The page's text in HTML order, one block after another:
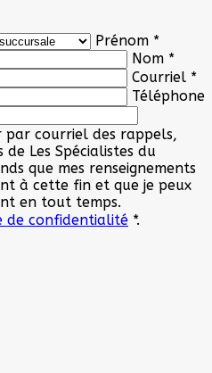
Prénom *
Nom *
Courriel *
Téléphone
par courriel des rappels,
Les Spécialistes du
que mes renseignements
à cette fin et que je peux
en tout temps.
de confidentialité *.